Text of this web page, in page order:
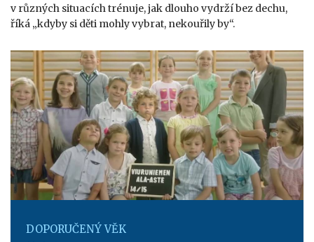
v různých situacích trénuje, jak dlouho vydrží bez dechu,
říká „kdyby si děti mohly vybrat, nekouřily by“.
DOPORUČENÝ VĚK